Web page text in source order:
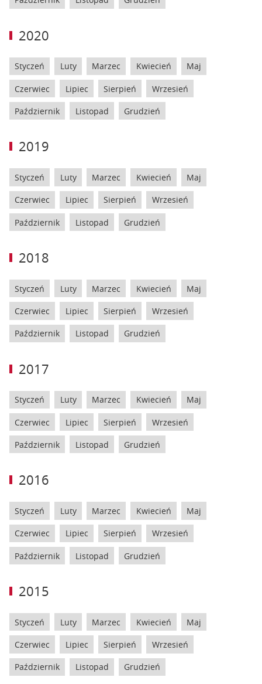
2020
Styczeń Luty Marzec Kwiecień Maj
Czerwiec Lipiec Sierpień Wrzesień
Październik Listopad Grudzień
2019
Styczeń Luty Marzec Kwiecień Maj
Czerwiec Lipiec Sierpień Wrzesień
Październik Listopad Grudzień
2018
Styczeń Luty Marzec Kwiecień Maj
Czerwiec Lipiec Sierpień Wrzesień
Październik Listopad Grudzień
2017
Styczeń Luty Marzec Kwiecień Maj
Czerwiec Lipiec Sierpień Wrzesień
Październik Listopad Grudzień
2016
Styczeń Luty Marzec Kwiecień Maj
Czerwiec Lipiec Sierpień Wrzesień
Październik Listopad Grudzień
2015
Styczeń Luty Marzec Kwiecień Maj
Czerwiec Lipiec Sierpień Wrzesień
Październik Listopad Grudzień